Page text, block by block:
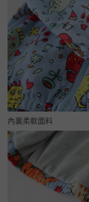
內裏柔軟面料